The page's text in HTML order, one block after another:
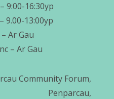
9:00-16:30yp
9.00-13:00yp
Ar Gau
– Ar Gau
Community Forum,
Penparcau,